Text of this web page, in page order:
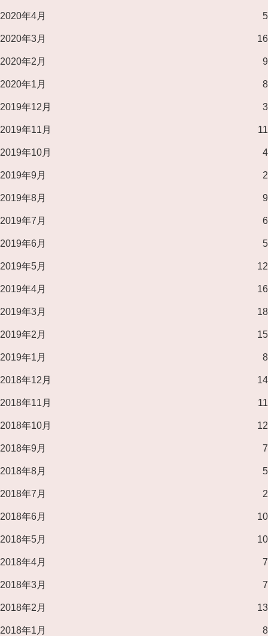
2020年4月 5
2020年3月 16
2020年2月 9
2020年1月 8
2019年12月 3
2019年11月 11
2019年10月 4
2019年9月 2
2019年8月 9
2019年7月 6
2019年6月 5
2019年5月 12
2019年4月 16
2019年3月 18
2019年2月 15
2019年1月 8
2018年12月 14
2018年11月 11
2018年10月 12
2018年9月 7
2018年8月 5
2018年7月 2
2018年6月 10
2018年5月 10
2018年4月 7
2018年3月 7
2018年2月 13
2018年1月 8